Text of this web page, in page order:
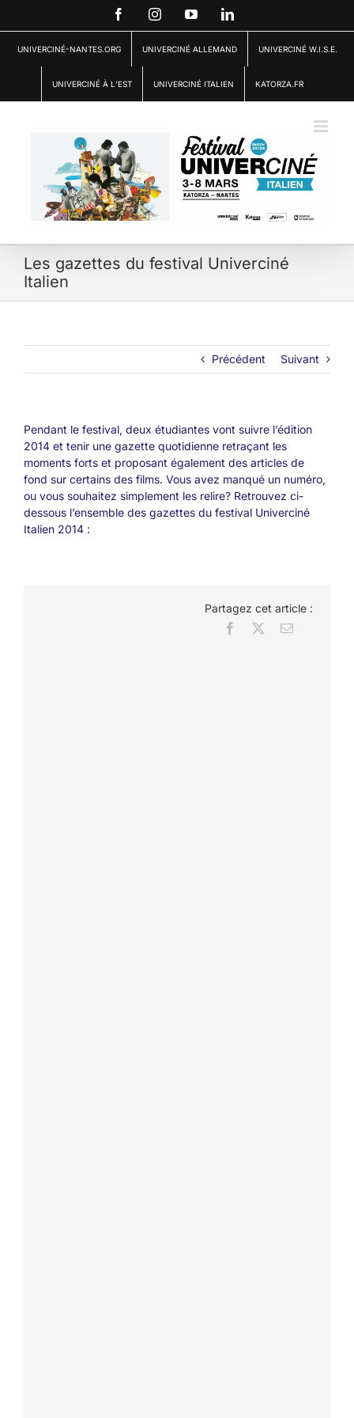
FacebookInstagramYouTubeLinkedIn
UNIVERCINÉ-NANTES.ORG UNIVERCINÉ ALLEMAND UNIVERCINÉ W.I.S.E.
UNIVERCINÉ À L’EST UNIVERCINÉ ITALIEN KATORZA.FR
Les gazettes du festival Univerciné
Italien
Précédent Suivant
Pendant le festival, deux étudiantes vont suivre l’édition
2014 et tenir une gazette quotidienne retraçant les
moments forts et proposant également des articles de
fond sur certains des films. Vous avez manqué un numéro,
ou vous souhaitez simplement les relire? Retrouvez ci-
dessous l’ensemble des gazettes du festival Univerciné
Italien 2014 :
Partagez cet article :
Facebook Email